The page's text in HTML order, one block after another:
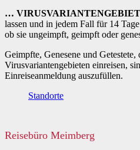
…
lassen und in jedem Fall für 14
ob sie ungeimpft, geimpft oder
Geimpfte, Genesene und
Virusvariantengebieten einreisen,
Einreiseanmeldung auszufüllen.
Standorte
Reisebüro Meimberg